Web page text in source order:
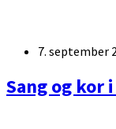
7. september
Sang og kor